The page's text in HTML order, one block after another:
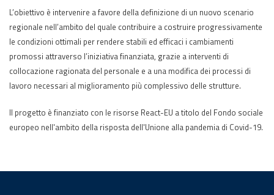
L’obiettivo è intervenire a favore della definizione di un nuovo scenario
regionale nell’ambito del quale contribuire a costruire progressivamente
le condizioni ottimali per rendere stabili ed efficaci i cambiamenti
promossi attraverso l’iniziativa finanziata, grazie a interventi di
collocazione ragionata del personale e a una modifica dei processi di
lavoro necessari al miglioramento più complessivo delle strutture.
Il progetto è finanziato con le risorse React-EU a titolo del Fondo sociale
europeo nell'ambito della risposta dell'Unione alla pandemia di Covid-19.